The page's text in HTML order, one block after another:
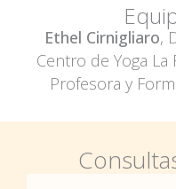
Ethel Cirnigliaro,
Centro de Yoga La
Profesora y